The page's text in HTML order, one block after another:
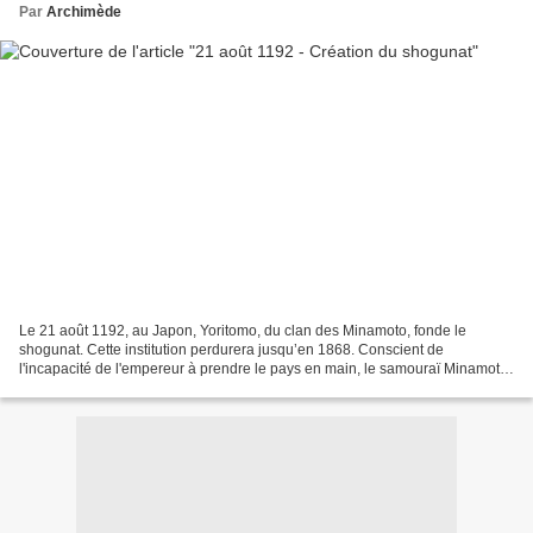
Par Archimède
Le 21 août 1192, au Japon, Yoritomo, du clan des Minamoto, fonde le
shogunat. Cette institution perdurera jusqu’en 1868. Conscient de
l'incapacité de l'empereur à prendre le pays en main, le samouraï Minamoto-